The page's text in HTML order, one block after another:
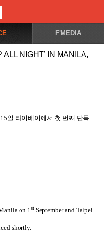
F'MEDIA
NIGHT’ IN MANILA,
15일 타이베이에서 첫 번째 단독
on 1st September and Taipei
shortly.